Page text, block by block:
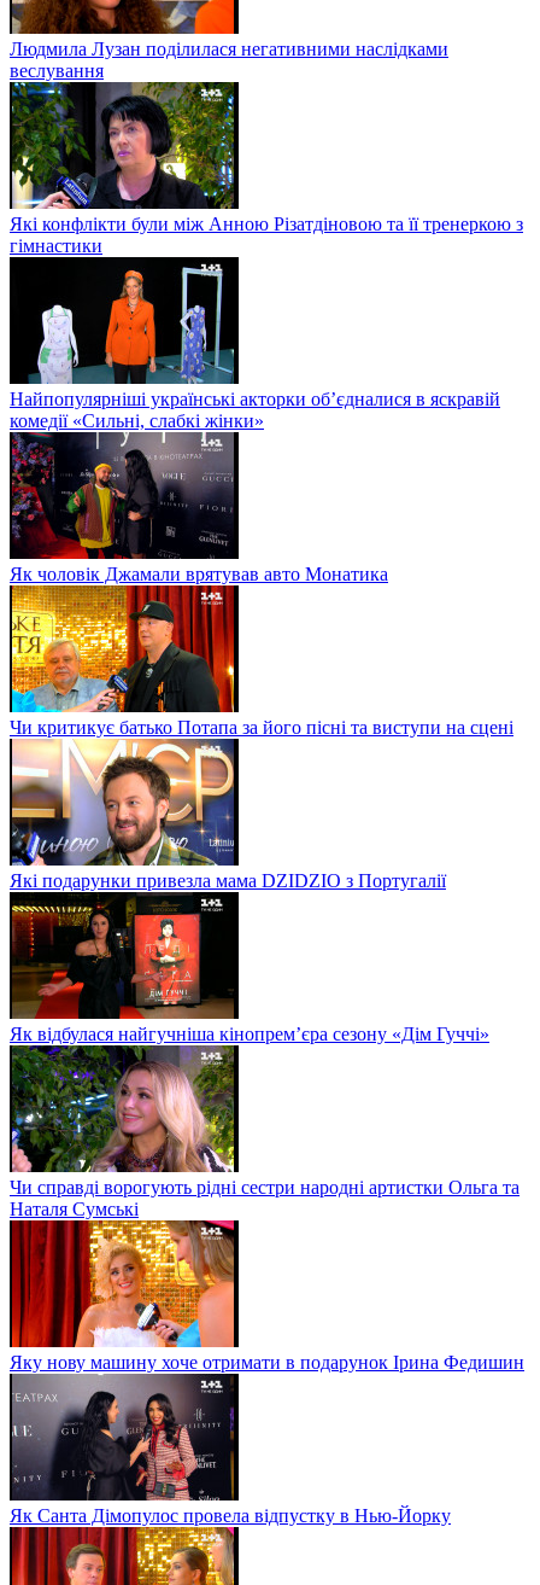
Людмила Лузан поділилася негативними наслідками
веслування
Які конфлікти були між Анною Різатдіновою та її тренеркою з
гімнастики
Найпопулярніші українські акторки об’єдналися в яскравій
комедії «Сильні, слабкі жінки»
Як чоловік Джамали врятував авто Монатика
Чи критикує батько Потапа за його пісні та виступи на сцені
Які подарунки привезла мама DZIDZIO з Португалії
Як відбулася найгучніша кінопрем’єра сезону «Дім Гуччі»
Чи справді ворогують рідні сестри народні артистки Ольга та
Наталя Сумські
Яку нову машину хоче отримати в подарунок Ірина Федишин
Як Санта Дімопулос провела відпустку в Нью-Йорку